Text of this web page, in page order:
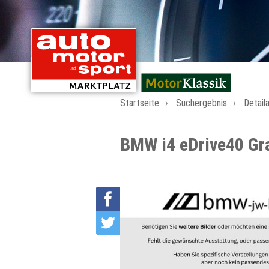
Startseite Suchergebnis
BMW i4 eDrive40